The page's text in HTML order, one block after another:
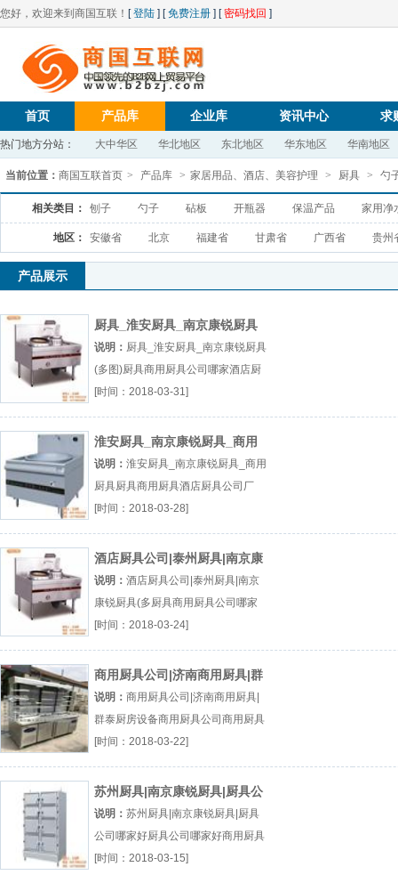
您好，欢迎来到商国互联！ [登陆 ] [免费注册 ] [密码找回 ]
首页 产品库 企业库 资讯中心 求
热门地方分站： 大中华区 华北地区 东北地区 华东地区 华南地区
当前位置： 商国互联首页 > 产品库 > 家居用品、酒店、美容护理 > 厨具 > 勺
相关类目： 刨子 勺子 砧板 开瓶器 保温产品 家用净
地区： 安徽省 北京 福建省 甘肃省 广西省 贵州
产品展示
厨具_淮安厨具_南京康锐厨具
(多图)
说明： 厨具_淮安厨具_南京康锐厨具
(多图)厨具商用厨具公司哪家酒店厨
具厂（...『厨具』
[时间：2018-03-31]
淮安厨具_南京康锐厨具_商用
厨具
说明： 淮安厨具_南京康锐厨具_商用
厨具厨具商用厨具酒店厨具公司厂
（...『厨具』
[时间：2018-03-28]
酒店厨具公司|泰州厨具|南京康
锐厨具(多
说明： 酒店厨具公司|泰州厨具|南京
康锐厨具(多厨具商用厨具公司哪家
酒店厨具公司厂（...『厨具』
[时间：2018-03-24]
商用厨具公司|济南商用厨具|群
泰厨房设备
说明： 商用厨具公司|济南商用厨具|
群泰厨房设备商用厨具公司商用厨具
经销商用厨具订做厂（...『商用厨具
公司』
[时间：2018-03-22]
苏州厨具|南京康锐厨具|厨具公
司哪家好
说明： 苏州厨具|南京康锐厨具|厨具
公司哪家好厨具公司哪家好商用厨具
商用厨具公司厂（...『厨具公司哪家
[时间：2018-03-15]